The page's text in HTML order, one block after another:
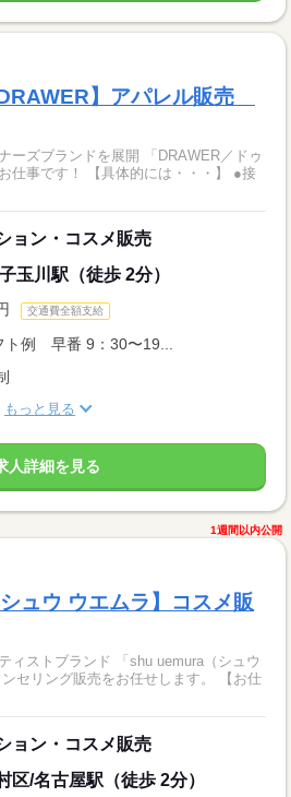
】アパレル販売
ーズブランドを展開 「DRAWER／ドゥ
的には・・・】 ●接
ョン・コスメ販売
玉川駅（徒歩 2分）
交通費全額支給
ト例 早番 9：30〜19...
もっと見る
人詳細を見る
1週間以内公開
ュウ ウエムラ】コスメ販
ィストブランド 「shu uemura（シュウ
リング販売をお任せします。 【お仕
ョン・コスメ販売
区/名古屋駅（徒歩 2分）